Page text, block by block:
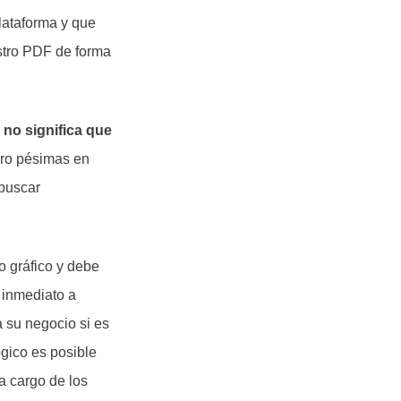
y que
PDF de forma
no significa que
pésimas en
gráfico y debe
a
su negocio si es
es posible
cargo de los